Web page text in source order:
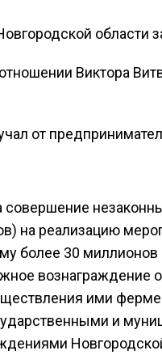
области
Виктора
от
на реализацию
более 30 миллионов
вознаграждение
ими
и